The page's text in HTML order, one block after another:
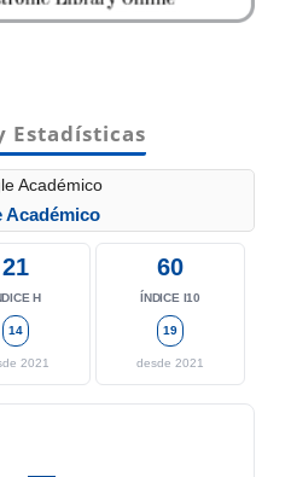
Estadísticas
Académico
21
H
14
2021
60
ÍNDICE I10
19
desde 2021